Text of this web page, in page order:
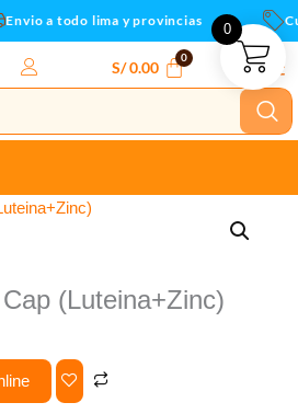
a todo lima y provincias
S/0.00
(Luteina+Zinc)
0